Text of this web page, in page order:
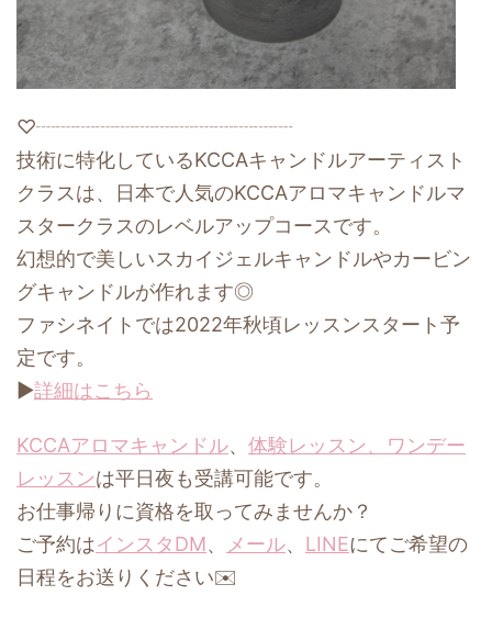
♡┈┈┈┈┈┈┈┈┈┈┈┈┈
技術に特化しているKCCAキャンドルアーティスト
クラスは、日本で人気のKCCAアロマキャンドルマ
スタークラスのレベルアップコースです。
幻想的で美しいスカイジェルキャンドルやカービン
グキャンドルが作れます◎
ファシネイトでは2022年秋頃レッスンスタート予
定です。
▶詳細はこちら
KCCAアロマキャンドル、 体験レッスン、ワンデー
レッスンは平日夜も受講可能です。
お仕事帰りに資格を取ってみませんか？
ご予約はインスタDM、 メール、 LINEにてご希望の
日程をお送りください✉️